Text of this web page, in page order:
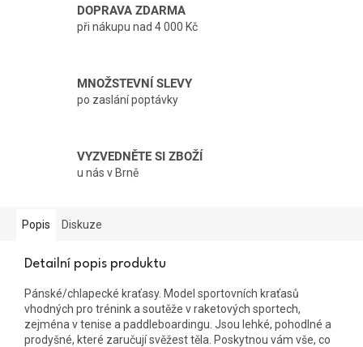
DOPRAVA ZDARMA
při nákupu nad 4 000 Kč
MNOŽSTEVNÍ SLEVY
po zaslání poptávky
VYZVEDNĚTE SI ZBOŽÍ
u nás v Brně
Popis Diskuze
Detailní popis produktu
Pánské/chlapecké kraťasy. Model sportovních kraťasů
vhodných pro trénink a soutěže v raketových sportech,
zejména v tenise a paddleboardingu. Jsou lehké, pohodlné a
prodyšné, které zaručují svěžest těla. Poskytnou vám vše, co